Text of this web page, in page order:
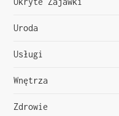
Uroda
Usługi
Wnętrza
Zdrowie